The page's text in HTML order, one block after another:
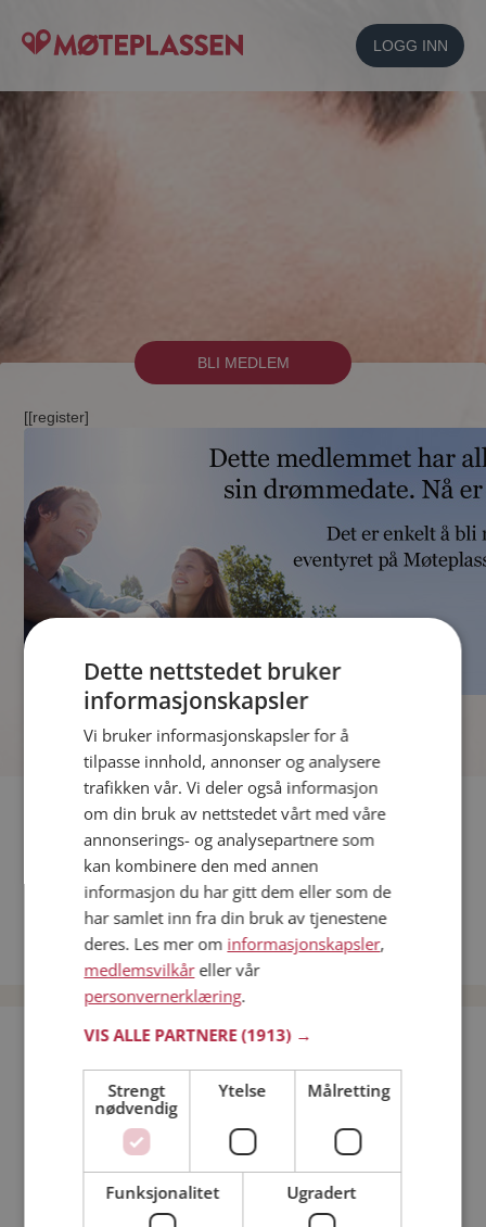
LOGG INN
BLI MEDLEM
[[register]
Fler single
Andre single fra Halden
Kvinner fra Halden
Date kvinner i Norge
Date menn i Norge
Bli medlem gratis!
Jeg er en:
Dette nettstedet bruker
informasjonskapsler
Vi bruker informasjonskapsler for å
tilpasse innhold, annonser og analysere
trafikken vår. Vi deler også informasjon
om din bruk av nettstedet vårt med våre
annonserings- og analysepartnere som
kan kombinere den med annen
informasjon du har gitt dem eller som de
har samlet inn fra din bruk av tjenestene
deres. Les mer om informasjonskapsler,
medlemsvilkåreller vår
personvernerklæring.
VIS ALLE PARTNERE(1913) →
Strengt
nødvendig
Ytelse Målretting
Funksjonalitet Ugradert